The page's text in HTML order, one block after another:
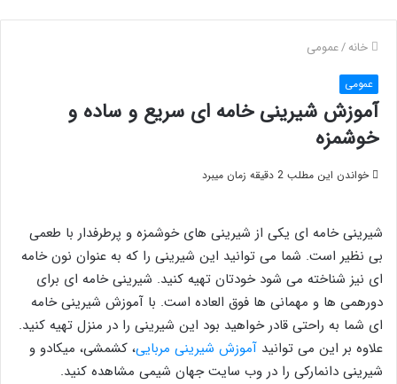
خانه/عمومی
عمومی
آموزش شیرینی خامه ای سریع و ساده و
خوشمزه
خواندن این مطلب 2 دقیقه زمان میبرد
شیرینی خامه ای یکی از شیرینی های خوشمزه و پرطرفدار با طعمی
بی نظیر است. شما می توانید این شیرینی را که به عنوان نون خامه
ای نیز شناخته می شود خودتان تهیه کنید. شیرینی خامه ای برای
دورهمی ها و مهمانی ها فوق العاده است. با آموزش شیرینی خامه
ای شما به راحتی قادر خواهید بود این شیرینی را در منزل تهیه کنید.
علاوه بر این می توانید آموزش شیرینی مربایی، کشمشی، میکادو و
شیرینی دانمارکی را در وب سایت جهان شیمی مشاهده کنید.